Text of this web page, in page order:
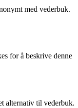
med vederbuk.
for å beskrive denne
alternativ til vederbuk.